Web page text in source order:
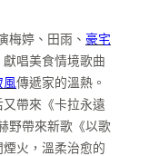
梅婷、田雨、 豪宅
唱美食情境歌曲
風傳遞家的溫熱。
帶來《卡拉永遠
野帶來新歌《以歌
火，溫柔治愈的